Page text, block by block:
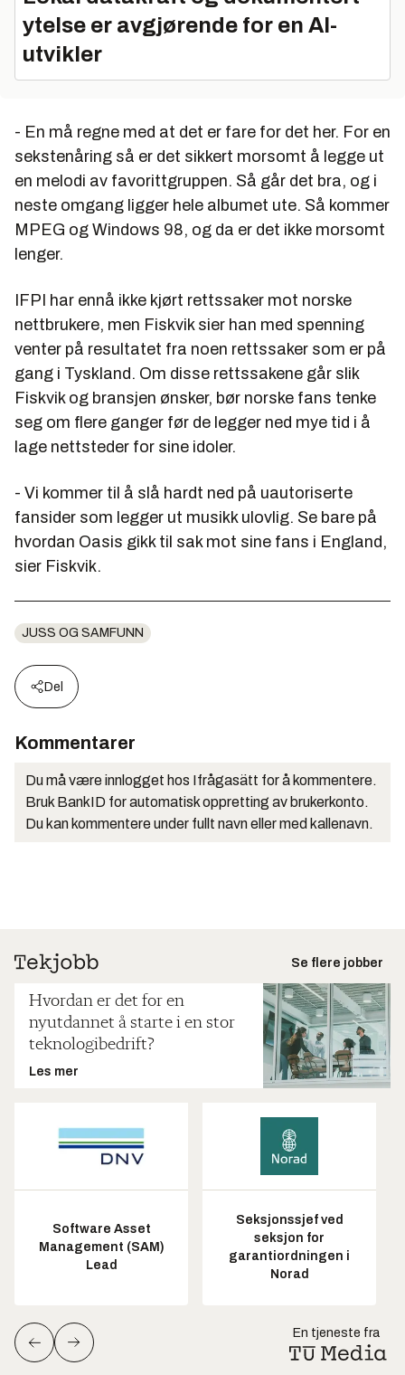
ytelse er avgjørende for en AI-
utvikler
- En må regne med at det er fare for det her. For en
sekstenåring så er det sikkert morsomt å legge ut
en melodi av favorittgruppen. Så går det bra, og i
neste omgang ligger hele albumet ute. Så kommer
MPEG og Windows 98, og da er det ikke morsomt
lenger.
IFPI har ennå ikke kjørt rettssaker mot norske
nettbrukere, men Fiskvik sier han med spenning
venter på resultatet fra noen rettssaker som er på
gang i Tyskland. Om disse rettssakene går slik
Fiskvik og bransjen ønsker, bør norske fans tenke
seg om flere ganger før de legger ned mye tid i å
lage nettsteder for sine idoler.
- Vi kommer til å slå hardt ned på uautoriserte
fansider som legger ut musikk ulovlig. Se bare på
hvordan Oasis gikk til sak mot sine fans i England,
sier Fiskvik.
JUSS OG SAMFUNN
Del
Kommentarer
Du må være innlogget hos Ifrågasätt for å kommentere.
Bruk BankID for automatisk oppretting av brukerkonto.
Du kan kommentere under fullt navn eller med kallenavn.
Se flere jobber
Hvordan er det for en
nyutdannet å starte i en stor
teknologibedrift?
Les mer
Software Asset
Management (SAM)
Lead
Seksjonssjef ved
seksjon for
garantiordningen i
Norad
En tjeneste fra